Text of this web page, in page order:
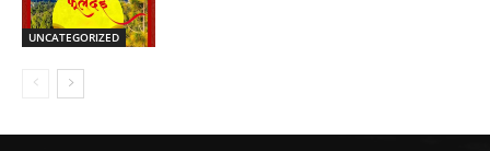
UNCATEGORIZED